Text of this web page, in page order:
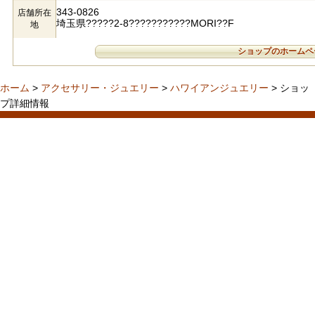
店舗所在
地
343-0826
埼玉県?????2-8???????????MORI??F
ショップのホーム
ホーム > アクセサリー・ジュエリー > ハワイアンジュエリー > ショッ
プ詳細情報